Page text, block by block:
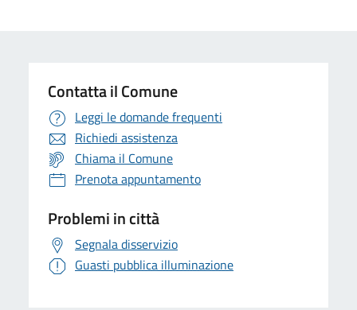
Contatta il Comune
Leggi le domande frequenti
Richiedi assistenza
Chiama il Comune
Prenota appuntamento
Problemi in città
Segnala disservizio
Guasti pubblica illuminazione